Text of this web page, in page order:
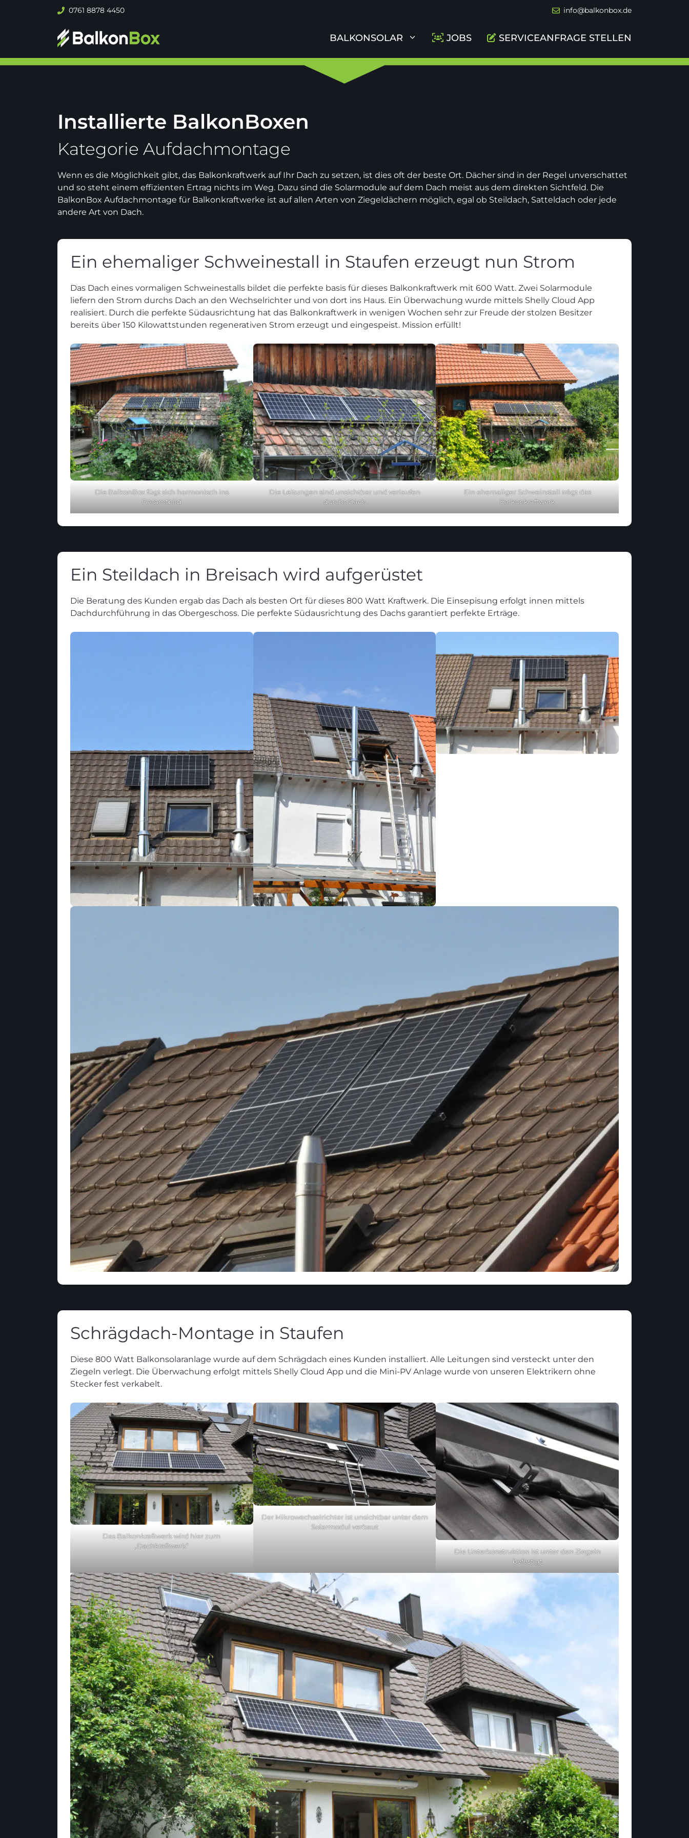
0761 8878 4450 info@balkonbox.de
BALKONSOLAR JOBS SERVICEANFRAGE STELLEN
Installierte BalkonBoxen
Kategorie Aufdachmontage
Wenn es die Möglichkeit gibt, das Balkonkraftwerk auf Ihr Dach zu setzen, ist dies oft der beste Ort. Dächer sind in der Regel unverschattet
und so steht einem effizienten Ertrag nichts im Weg. Dazu sind die Solarmodule auf dem Dach meist aus dem direkten Sichtfeld. Die
BalkonBox Aufdachmontage für Balkonkraftwerke ist auf allen Arten von Ziegeldächern möglich, egal ob Steildach, Satteldach oder jede
andere Art von Dach.
Ein ehemaliger Schweinestall in Staufen erzeugt nun Strom
Das Dach eines vormaligen Schweinestalls bildet die perfekte basis für dieses Balkonkraftwerk mit 600 Watt. Zwei Solarmodule
liefern den Strom durchs Dach an den Wechselrichter und von dort ins Haus. Ein Überwachung wurde mittels Shelly Cloud App
realisiert. Durch die perfekte Südausrichtung hat das Balkonkraftwerk in wenigen Wochen sehr zur Freude der stolzen Besitzer
bereits über 150 Kilowattstunden regenerativen Strom erzeugt und eingespeist. Mission erfüllt!
Die BalkonBox fügt sich harmonisch ins
Gesamtbild
Die Leitungen sind unsichtbar und verlaufen
durchs Dach
Ein ehemaliger Schweinstall trägt das
Balkonkraftwerk
Ein Steildach in Breisach wird aufgerüstet
Die Beratung des Kunden ergab das Dach als besten Ort für dieses 800 Watt Kraftwerk. Die Einsepisung erfolgt innen mittels
Dachdurchführung in das Obergeschoss. Die perfekte Südausrichtung des Dachs garantiert perfekte Erträge.
Schrägdach-Montage in Staufen
Diese 800 Watt Balkonsolaranlage wurde auf dem Schrägdach eines Kunden installiert. Alle Leitungen sind versteckt unter den
Ziegeln verlegt. Die Überwachung erfolgt mittels Shelly Cloud App und die Mini-PV Anlage wurde von unseren Elektrikern ohne
Stecker fest verkabelt.
Das Balkonkraftwerk wird hier zum
„Dachkraftwerk“
Der Mikrowechselrichter ist unsichtbar unter dem
Solarmodul verbaut
Die Unterkonstruktion ist unter den Ziegeln
befestigt